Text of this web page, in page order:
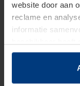
website door aan
reclame en
informatie
hun diensten
Juridisch hebben